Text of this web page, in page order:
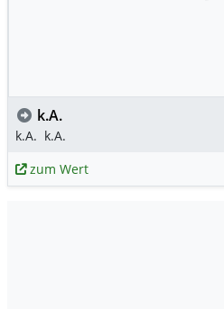
k.A.
k.A. k.A.
zum Wert